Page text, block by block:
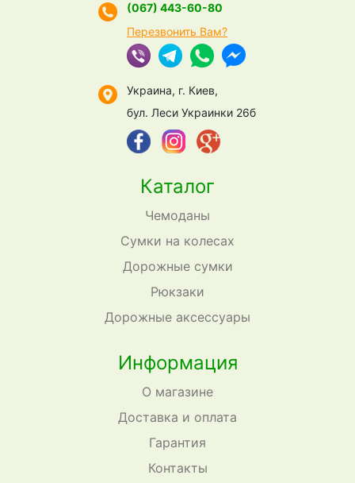
Каталог
Чемоданы
Сумки на колесах
Дорожные сумки
Рюкзаки
Дорожные аксессуары
Информация
О магазине
Доставка и оплата
Гарантия
Контакты
(067) 443-60-80
Перезвонить Вам?
Украина, г. Киев,
бул. Леси Украинки 26б